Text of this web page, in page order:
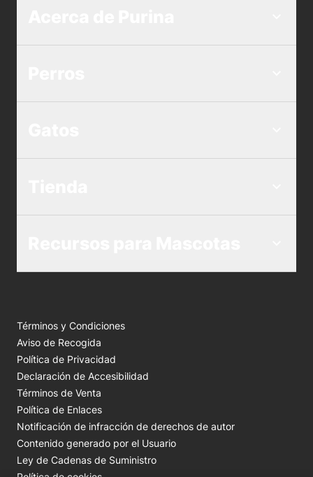
Términos y Condiciones
Aviso de Recogida
Política de Privacidad
Declaración de Accesibilidad
Términos de Venta
Política de Enlaces
Notificación de infracción de derechos de autor
Contenido generado por el Usuario
Ley de Cadenas de Suministro